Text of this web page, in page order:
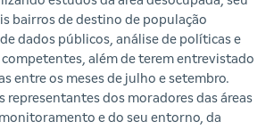
bairros de destino de população
dados públicos, análise de políticas e
além de terem entrevistado
entre os meses de julho e setembro.
representantes dos moradores das áreas
e do seu entorno, da